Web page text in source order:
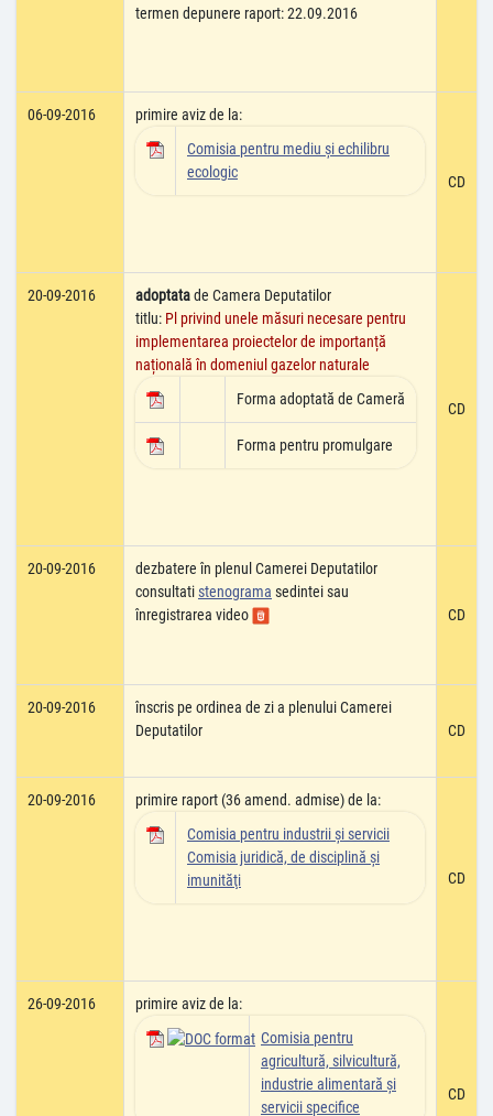
termen depunere raport: 22.09.2016
06-09-2016
primire aviz de la:
Comisia pentru mediu şi echilibru
ecologic
CD
20-09-2016 adoptatade Camera Deputatilor
titlu: Pl privind unele măsuri necesare pentru
implementarea proiectelor de importanță
națională în domeniul gazelor naturale
Forma adoptată de Cameră
Forma pentru promulgare
CD
20-09-2016
dezbatere în plenul Camerei Deputatilor
consultatistenograma sedintei sau
înregistrarea video
CD
20-09-2016
înscris pe ordinea de zi a plenului Camerei
Deputatilor
CD
20-09-2016
primire raport (36 amend. admise) de la:
Comisia pentru industrii şi servicii
Comisia juridică, de disciplină şi
imunităţi
CD
26-09-2016
primire aviz de la:
Comisia pentru
agricultură, silvicultură,
industrie alimentară şi
servicii specifice
CD